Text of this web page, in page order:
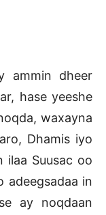
ammin dheer
hase yeeshe
waxayna
Dhamis iyo
ilaa Suusac oo
adeegsadaa in
ay noqdaan